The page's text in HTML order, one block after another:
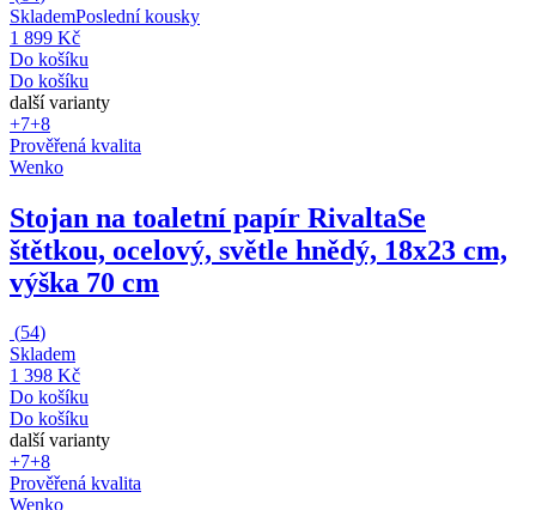
SklademPoslední kousky
1 899 Kč
Do košíku
Do košíku
další varianty
+7+8
Prověřená kvalita
Wenko
Stojan na toaletní papír RivaltaSe
štětkou, ocelový, světle hnědý, 18x23 cm,
výška 70 cm
(54)
Skladem
1 398 Kč
Do košíku
Do košíku
další varianty
+7+8
Prověřená kvalita
Wenko